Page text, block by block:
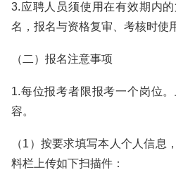
3.应聘人员须使用在有效期内
名，报名与资格复审、考核时使
（二）报名注意事项
1.每位报考者限报考一个岗位
容。
（1）按要求填写本人个人信息
料栏上传如下扫描件：